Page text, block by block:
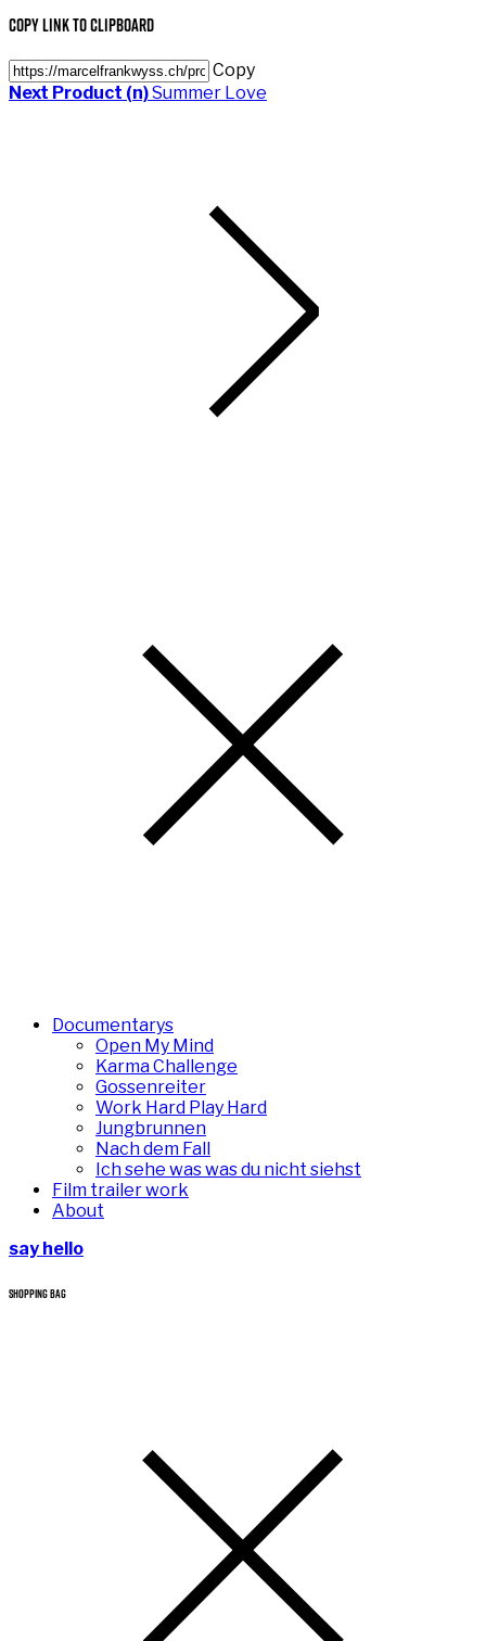
Copy Link to Clipboard
Copy
Next Product (n)Summer Love
Documentarys
Open My Mind
Karma Challenge
Gossenreiter
Work Hard Play Hard
Jungbrunnen
Nach dem Fall
Ich sehe was was du nicht siehst
Film trailer work
About
say hello
SHOPPING BAG